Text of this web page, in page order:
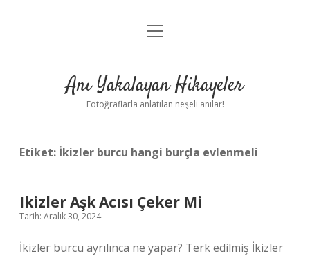
Anasayfa
Yasal Uyarı
menüyü
Anı Yakalayan Hikayeler
Fotoğraflarla anlatılan neşeli anılar!
Etiket: İkizler burcu hangi burçla evlenmeli
Ikizler Aşk Acısı Çeker Mi
Tarih: Aralık 30, 2024
İkizler burcu ayrılınca ne yapar? Terk edilmiş İkizler